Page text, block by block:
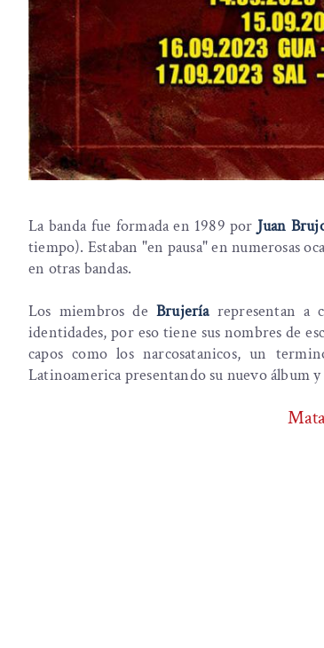
La banda fue formada en 1989 por Juan
tiempo). Estaban "en pausa" en numerosas
en otras bandas.
Los miembros de Brujeríarepresentan a
identidades, por eso tiene sus nombres de
capos como los narcosatanicos, un
Latinoamerica presentando su nuevo álbum